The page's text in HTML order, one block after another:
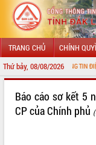
TRANG CHỦ CHÍNH
Thứ bảy, 08/08/2026
CỔNG THÔNG TIN ĐIỆN TỬ TỈNH
LÃNH ĐẠO UBND TỈNH
Báo cáo sơ kết 5
CP của Chính phủ